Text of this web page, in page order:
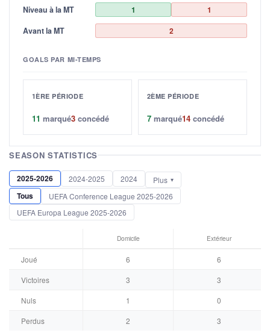
Niveau à la MT
1
1
Avant la MT
2
GOALS PAR MI-TEMPS
1ÈRE PÉRIODE
11 marqué3 concédé
2ÈME PÉRIODE
7 marqué14 concédé
SEASON STATISTICS
2025-2026 2024-2025 2024 Plus
Tous
UEFA Conference League 2025-2026
UEFA Europa League 2025-2026
Domicile Extérieur
Joué 6
6
Victoires
3
3
Nuls
1
0
Perdus
2 3